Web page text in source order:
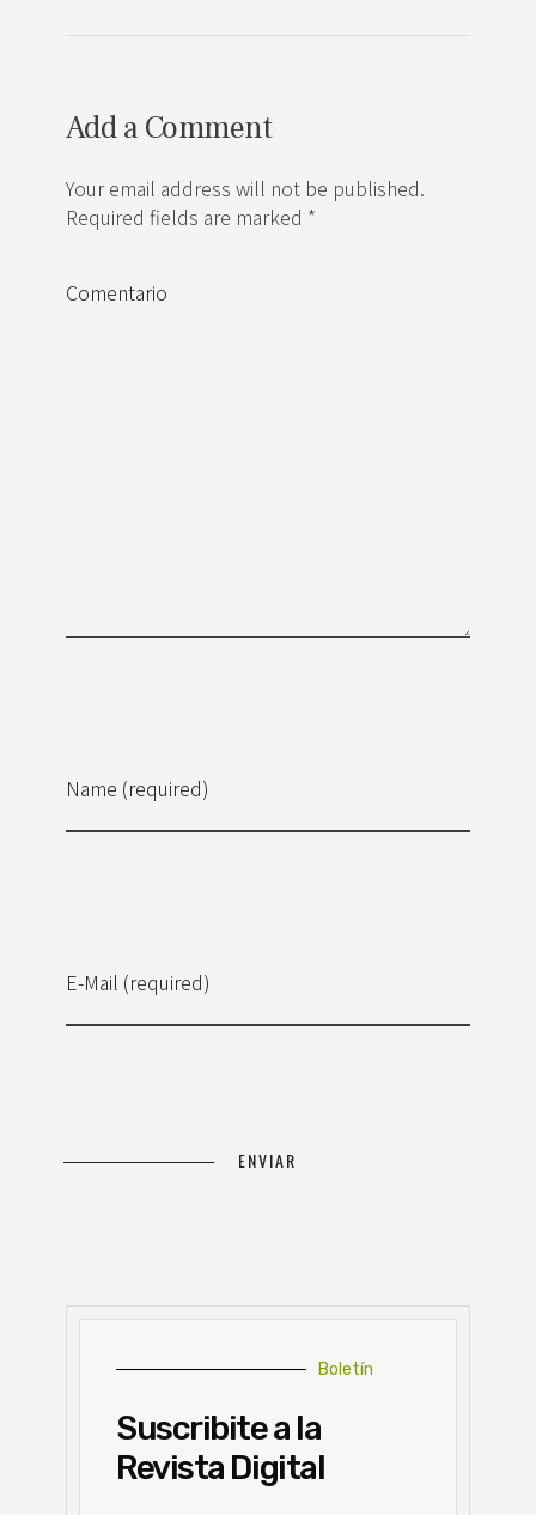
Add a Comment
Your email address will not be published.
Required fields are marked *
Name (required)
E-Mail (required)
Comentario
Boletín
Suscribite a la
Revista Digital